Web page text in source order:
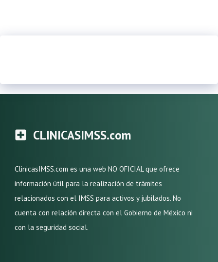
CLINICASIMSS.com
ClinicasIMSS.com es una web NO OFICIAL que ofrece
información útil para la realización de trámites
relacionados con el IMSS para activos y jubilados. No
cuenta con relación directa con el Gobierno de México ni
con la seguridad social.